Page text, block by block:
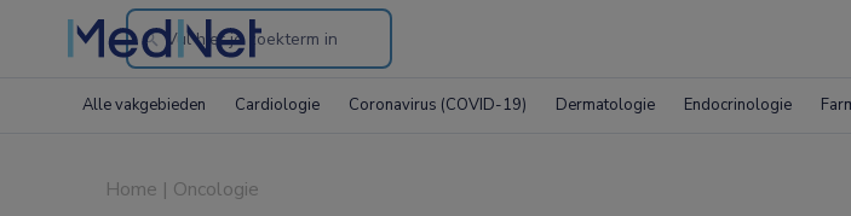
Search
the
Alle vakgebieden Cardiologie Coronavirus (COVID-19) Dermatologie Endocrinologie
Home | Oncologie